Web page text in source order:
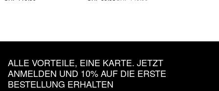
ALLE VORTEILE, EINE KARTE. JETZT
ANMELDEN UND 10% AUF DIE ERSTE
BESTELLUNG ERHALTEN